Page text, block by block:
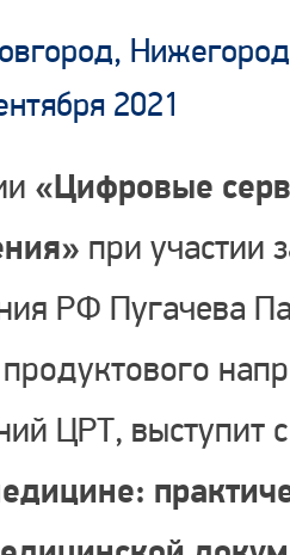
2021
«Цифровые
при участии
РФ Пугачева
ЦРТ, выступит